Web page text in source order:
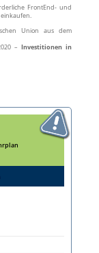
FrontEnd- und
Union aus dem
– Investitionen in